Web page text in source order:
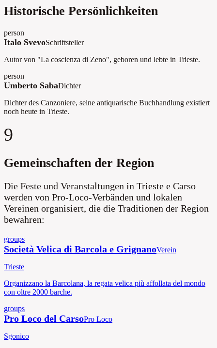
Historische Persönlichkeiten
person
Italo SvevoSchriftsteller
Autor von "La coscienza di Zeno", geboren und lebte in Trieste.
person
Umberto SabaDichter
Dichter des Canzoniere, seine antiquarische Buchhandlung existiert
noch heute in Trieste.
9
Gemeinschaften der Region
Die Feste und Veranstaltungen in Trieste e Carso
werden von Pro-Loco-Verbänden und lokalen
Vereinen organisiert, die die Traditionen der Region
bewahren:
groups
Società Velica di Barcola e GrignanoVerein
Trieste
Organizzano la Barcolana, la regata velica più affollata del mondo
con oltre 2000 barche.
groups
Pro Loco del CarsoPro Loco
Sgonico